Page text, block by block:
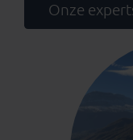
Onze